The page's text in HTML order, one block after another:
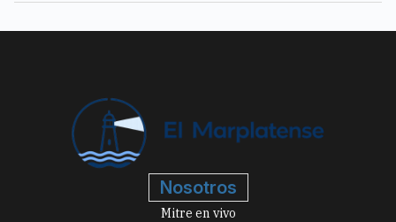
Nosotros
Mitre en vivo